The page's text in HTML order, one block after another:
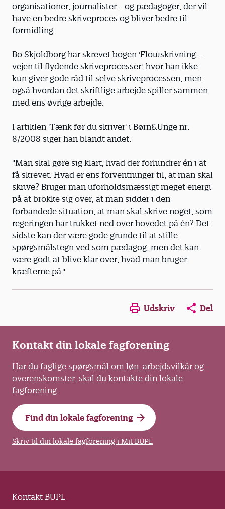
organisationer, journalister - og pædagoger, der vil
have en bedre skriveproces og bliver bedre til
formidling.
Bo Skjoldborg har skrevet bogen 'Flowskrivning -
vejen til flydende skriveprocesser', hvor han ikke
kun giver gode råd til selve skriveprocessen, men
også hvordan det skriftlige arbejde spiller sammen
med ens øvrige arbejde.
I artiklen 'Tænk før du skriver' i Børn&Unge nr.
8/2008 siger han blandt andet:
"Man skal gøre sig klart, hvad der forhindrer én i at
få skrevet. Hvad er ens forventninger til, at man skal
skrive? Bruger man uforholdsmæssigt meget energi
på at brokke sig over, at man sidder i den
forbandede situation, at man skal skrive noget, som
regeringen har trukket ned over hovedet på én? Det
sidste kan der være gode grunde til at stille
spørgsmålstegn ved som pædagog, men det kan
være godt at blive klar over, hvad man bruger
kræfterne på."
Opens in a new window
Opens in a new
Opens in
Udskriv Del
Kontakt din lokale fagforening
Har du faglige spørgsmål om løn, arbejdsvilkår og
overenskomster, skal du kontakte din lokale
fagforening.
Find din lokale fagforening
Skriv til din lokale fagforening i Mit BUPL
Kontakt BUPL